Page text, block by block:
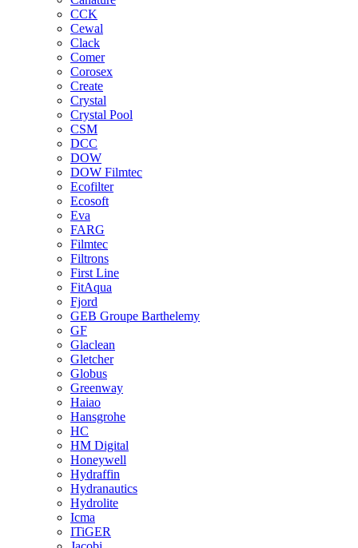
CCK
Cewal
Clack
Comer
Corosex
Create
Crystal
Crystal Pool
CSM
DCC
DOW
DOW Filmtec
Ecofilter
Ecosoft
Eva
FARG
Filmtec
Filtrons
First Line
FitAqua
Fjord
GEB Groupe Barthelemy
GF
Glaclean
Gletcher
Globus
Greenway
Haiao
Hansgrohe
HC
HM Digital
Honeywell
Hydraffin
Hydranautics
Hydrolite
Icma
ITiGER